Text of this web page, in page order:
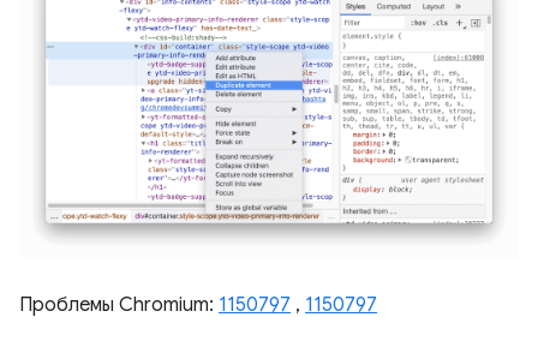
Проблемы Chromium: 1150797 , 1150797